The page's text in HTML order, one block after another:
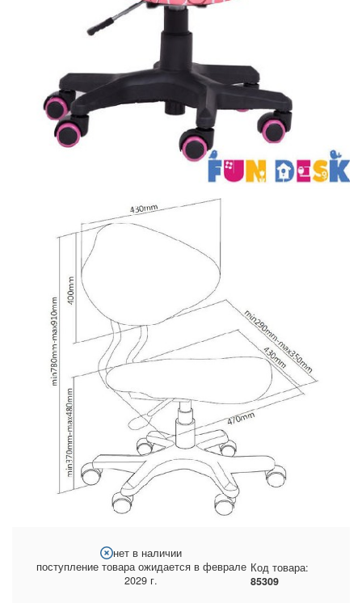
нет в наличии
поступление товара ожидается в феврале
2029 г.
Код товара:
85309